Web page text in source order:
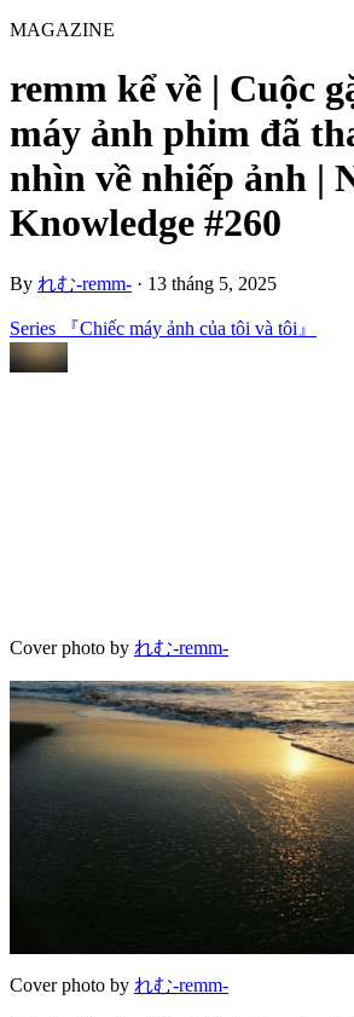
MAGAZINE
remm kể về | Cuộc
máy ảnh phim đã
nhìn về nhiếp ảnh |
Knowledge #260
By れむ-remm- · 13 tháng 5, 2025
Series 『Chiếc máy ảnh của tôi và tôi』
Cover photo by れむ-remm-
Cover photo by れむ-remm-